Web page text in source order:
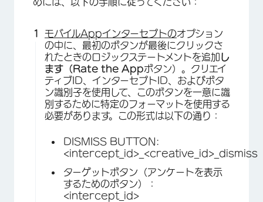
めには、以下の手順に従ってください：
モバイルAppインターセプトのオプション
の中に、最初のボタンが最後にクリックさ
れたときのロジックステートメントを追加 し
ます（Rate the Appボタン）。クリエイ
ティブID、インターセプトID、およびボタ
ン識別子を使用して、このボタンを一意に識
別するために特定のフォーマットを使用する
必要があります。この形式は以下の通り：
DISMISS BUTTON:
<intercept_id>_<creative_id>_dismiss
ターゲットボタン（アンケートを表示
するためのボタン）：
<intercept_id>